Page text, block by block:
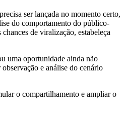
ser lançada no momento certo,
do comportamento do público-
de viralização, estabeleça
uma oportunidade ainda não
e análise do cenário
o compartilhamento e ampliar o